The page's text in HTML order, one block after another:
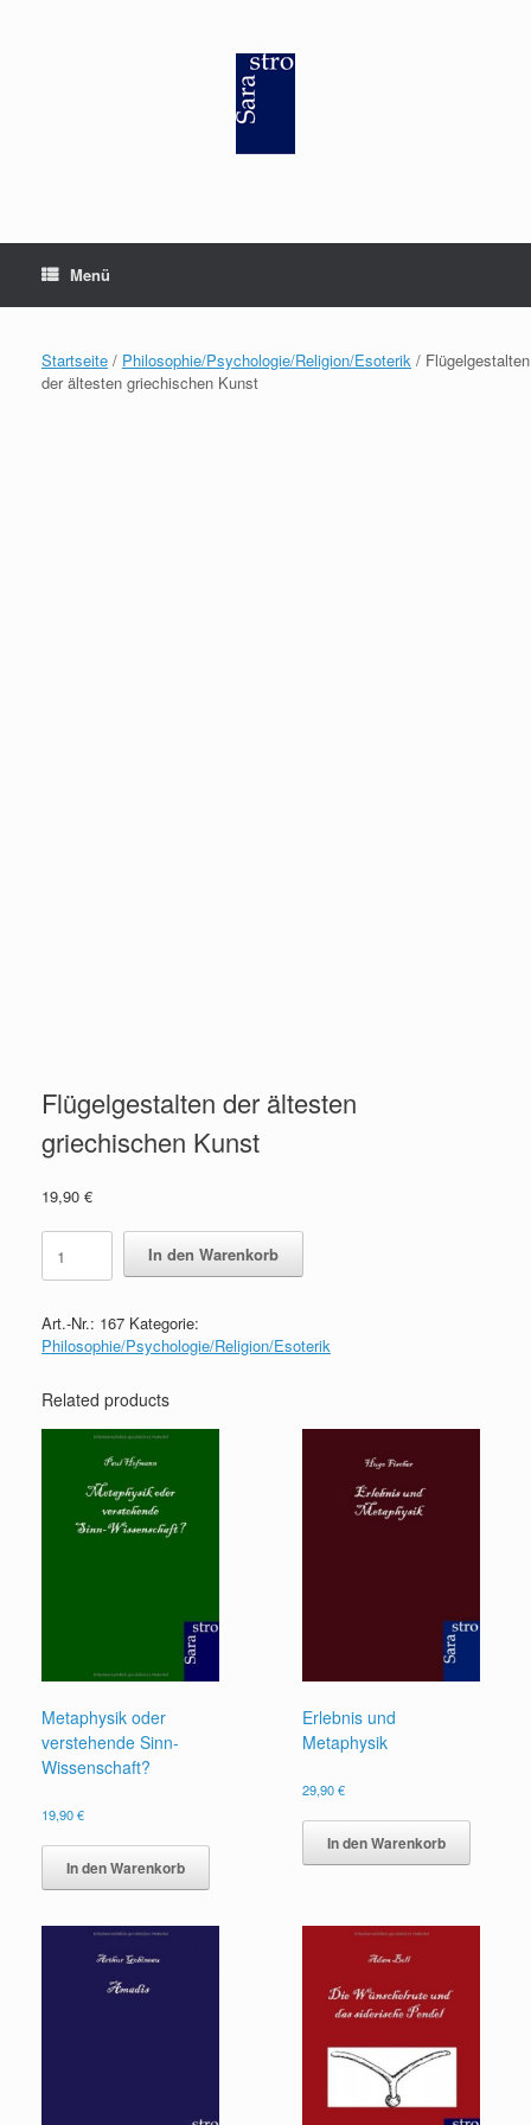
Menü
Startseite / Philosophie/Psychologie/Religion/Esoterik / Flügelgestalten
der ältesten griechischen Kunst
Flügelgestalten der ältesten
griechischen Kunst
19,90 €
Flügelgestalten
der
ältesten
Kunst
quantity
In den Warenkorb
Art.-Nr.: 167 Kategorie:
Philosophie/Psychologie/Religion/Esoterik
Related products
Metaphysik oder
verstehende Sinn-
Wissenschaft?
19,90€
In den Warenkorb
Erlebnis und
Metaphysik
29,90€
In den Warenkorb